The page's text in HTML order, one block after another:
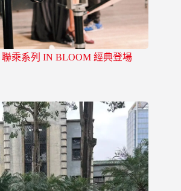
聯乘系列 IN BLOOM 經典登場